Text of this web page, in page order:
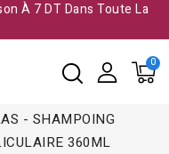
À 7 DT Dans Toute La
- SHAMPOING
360ML